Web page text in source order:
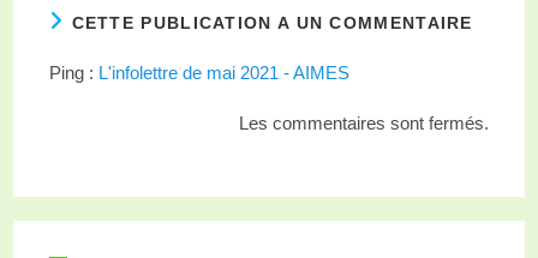
CETTE PUBLICATION A UN COMMENTAIRE
Ping : L'infolettre de mai 2021 - AIMES
Les commentaires sont fermés.